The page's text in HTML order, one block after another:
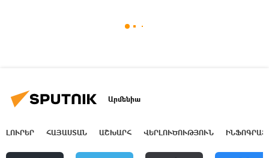
Արմենիա
ԼՈՒՐԵՐ ՀԱՅԱՍՏԱՆ ԱՇԽԱՐՀ ՎԵՐԼՈՒԾՈՒԹՅՈՒՆ